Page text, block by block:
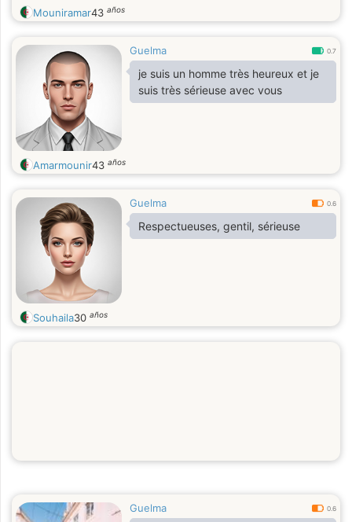
Mouniramar43 años
Guelma 0.7
je suis un homme très heureux et je
suis très sérieuse avec vous
Amarmounir43 años
Guelma 0.6
Respectueuses, gentil, sérieuse
Souhaila30 años
Guelma 0.6